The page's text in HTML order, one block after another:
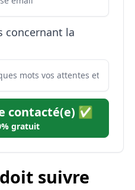
concernant la
contacté(e) ✅
gratuit
suivre